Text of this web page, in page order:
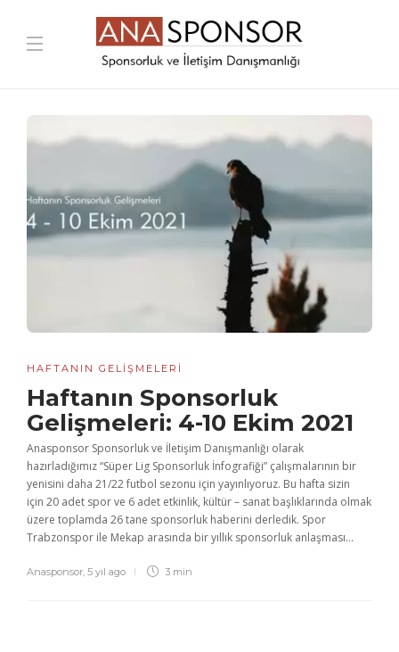
HAFTANIN GELIŞMELERI
Haftanın Sponsorluk
Gelişmeleri: 4-10 Ekim 2021
Anasponsor Sponsorluk ve İletişim Danışmanlığı olarak
hazırladığımız “Süper Lig Sponsorluk İnfografiği” çalışmalarının bir
yenisini daha 21/22 futbol sezonu için yayınlıyoruz. Bu hafta sizin
için 20 adet spor ve 6 adet etkinlik, kültür – sanat başlıklarında olmak
üzere toplamda 26 tane sponsorluk haberini derledik. Spor
Trabzonspor ile Mekap arasında bir yıllık sponsorluk anlaşması...
Anasponsor, 5 yıl ago 3 min